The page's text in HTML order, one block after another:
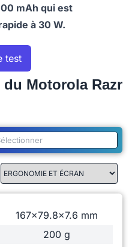
mAh qui est
à 30 W.
test
Motorola Razr
167x79.8x7.6 mm
200 g